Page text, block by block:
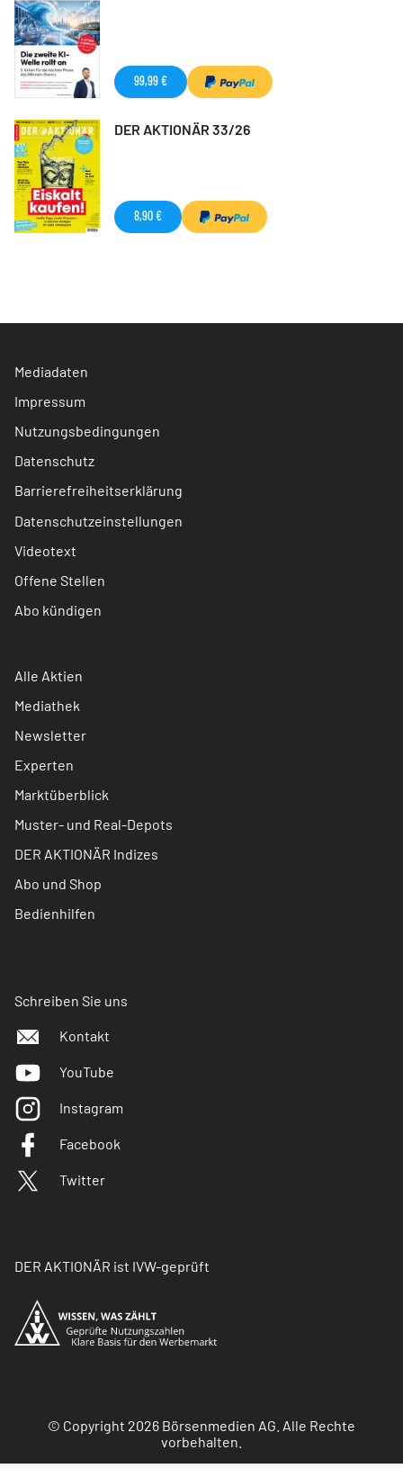
99,99 €
DER AKTIONÄR 33/26
8,90 €
Mediadaten
Impressum
Nutzungsbedingungen
Datenschutz
Barrierefreiheitserklärung
Datenschutzeinstellungen
Videotext
Offene Stellen
Abo kündigen
Alle Aktien
Mediathek
Newsletter
Experten
Marktüberblick
Muster- und Real-Depots
DER AKTIONÄR Indizes
Abo und Shop
Bedienhilfen
Schreiben Sie uns
Kontakt
YouTube
Instagram
Facebook
Twitter
DER AKTIONÄR ist IVW-geprüft
© Copyright 2026 Börsenmedien AG. Alle Rechte
vorbehalten.